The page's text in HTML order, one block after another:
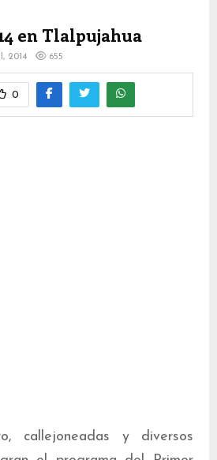
en Tlalpujahua
2014 655
0
callejoneadas y diversos